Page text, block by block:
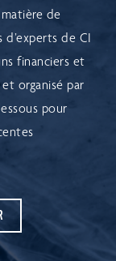
de
d’experts de CI
financiers et
organisé par
pour